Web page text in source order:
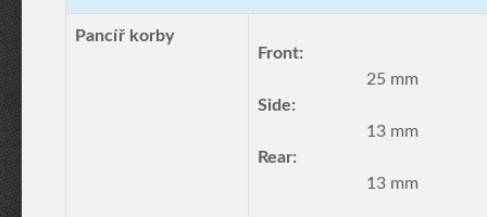
Pancíř korby
Front:
25 mm
Side:
13 mm
Rear:
13 mm